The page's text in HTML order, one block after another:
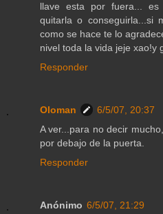
llave esta por fuera...
quitarla o conseguirla...si
como se hace te lo
nivel toda la vida jeje xao!y
Responder
Oloman
6/5/07, 20:37
A ver...para no decir
por debajo de la puerta.
Responder
Anónimo 6/5/07, 21:29